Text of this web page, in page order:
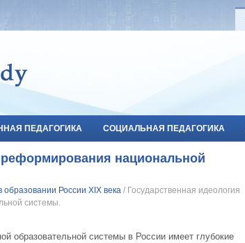
ПЕДАГОГИКА СОЦИАЛЬНАЯ ПЕДАГОГИКА
реформирования национальной
России XIX века / Государственная идеология
системы.
образовательной системы в России имеет глубокие